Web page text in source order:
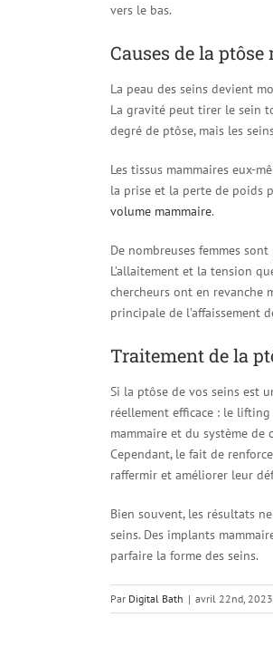
vers le bas.
Causes de la
La peau des seins devient
La gravité peut tirer le sein
degré de ptôse, mais les
Les tissus mammaires eux-
la prise et la perte de poids
volume mammaire.
De nombreuses femmes
L’allaitement et la tension
chercheurs ont en revanche
principale de l’affaissement
Traitement de la
Si la ptôse de vos seins est
réellement efficace : le
mammaire et du système
Cependant, le fait de
raffermir et améliorer leur
Bien souvent, les résultats
seins. Des implants
parfaire la forme des seins.
Par Digital Bath | avril 22nd, 2023